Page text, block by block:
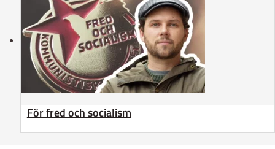
För fred och socialism